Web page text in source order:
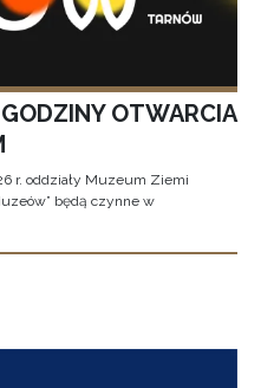
OTWARCIA
r. oddziały Muzeum Ziemi
będą czynne w